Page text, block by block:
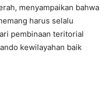
menyampaikan bahwa
harus selalu
pembinaan teritorial
kewilayahan baik